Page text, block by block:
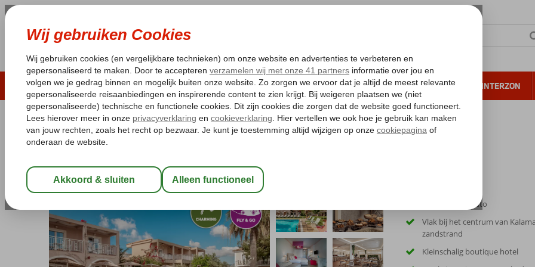
LAST MINUTE ZOMER 2026 ZONVAKANTIE VERRE REIZEN ALL INCLUSIVE WINTERZON
Pakketgarantie Laagsteprijsgarantie* Gratis annuleren*
Home
Griekenland Zakynthos
Fly & Go Aeolos Boutique Resort
Logies en ontbijt- Hotel
Inclusief huurauto
Vlak bij het centrum van
zandstrand
Kleinschalig boutique hotel